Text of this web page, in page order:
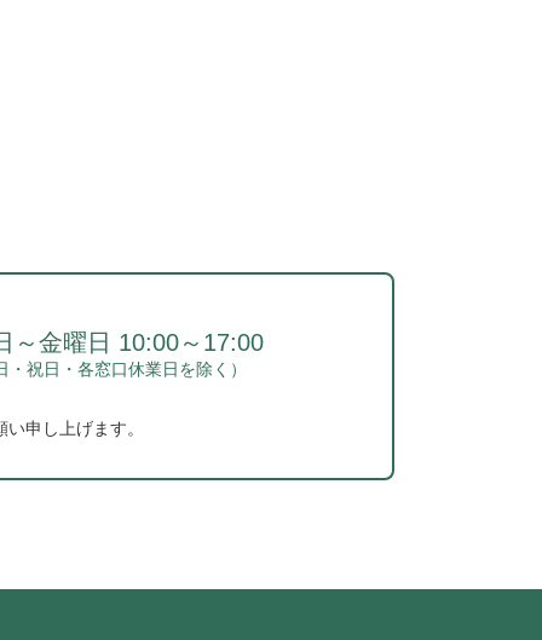
～金曜日 10:00～17:00
・祝日・各窓口休業日を除く）
申し上げます。